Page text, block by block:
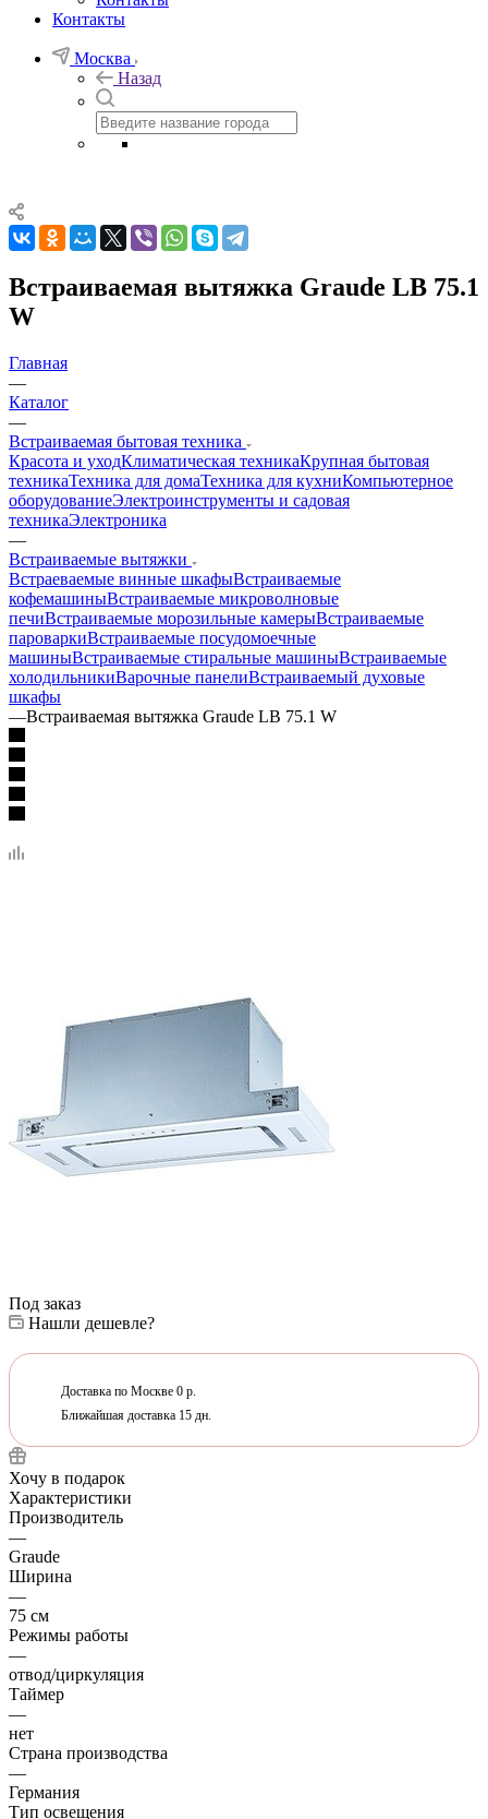
Контакты
Москва
Назад
Встраиваемая вытяжка Graude LB 75.1
W
Главная
—
Каталог
—
Встраиваемая бытовая техника
Красота и уходКлиматическая техникаКрупная бытовая
техникаТехника для домаТехника для кухниКомпьютерное
оборудованиеЭлектроинструменты и садовая
техникаЭлектроника
—
Встраиваемые вытяжки
Встраеваемые винные шкафыВстраиваемые
кофемашиныВстраиваемые микроволновые
печиВстраиваемые морозильные камерыВстраиваемые
пароваркиВстраиваемые посудомоечные
машиныВстраиваемые стиральные машиныВстраиваемые
холодильникиВарочные панелиВстраиваемый духовые
шкафы
—Встраиваемая вытяжка Graude LB 75.1 W
Под заказ
Нашли дешевле?
Доставка по Москве 0 р.
Ближайшая доставка 15 дн.
Хочу в подарок
Характеристики
Производитель
—
Graude
Ширина
—
75 см
Режимы работы
—
отвод/циркуляция
Таймер
—
нет
Страна производства
—
Германия
Тип освещения